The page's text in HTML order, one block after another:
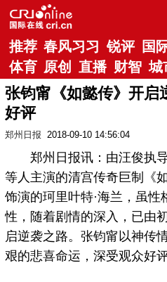
推荐 春风习习 锐评 国
体育 原创 直播 财智 城
张钧甯《如懿传》开启
好评
郑州日报 2018-09-10 14:56:04
郑州日报讯：由汪俊执导
等人主演的清宫传奇巨制《
饰演的珂里叶特·海兰，虽性
性，随着剧情的深入，已由
启逆袭之路。张钧甯以神传
艰的悲喜命运，深受观众好评